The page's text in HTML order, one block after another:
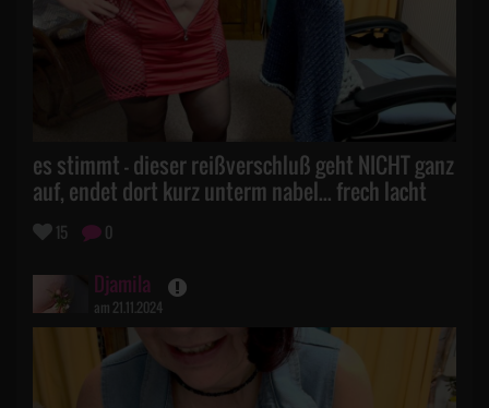
es stimmt - dieser reißverschluß geht NICHT ganz
auf, endet dort kurz unterm nabel... frech lacht
15 0
Djamila
am 21.11.2024